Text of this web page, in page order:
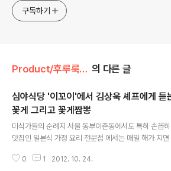
구독하기
Product/후루룩! 라면데이 의 다른 글
심야식당 '이꼬이'에서 김상욱 셰프에게 듣
꽃게 그리고 꽃게짬뽕
미식가들의 순례지 서울 동부이촌동에서도 특히 손꼽
맛집인 일본식 가정 요리 전문점 에서는 매일 해가 지면
한 봉지”의 마법이 시작됩니다. 카피카피룸룸~ 카피카피
0 1 2012. 10. 24.